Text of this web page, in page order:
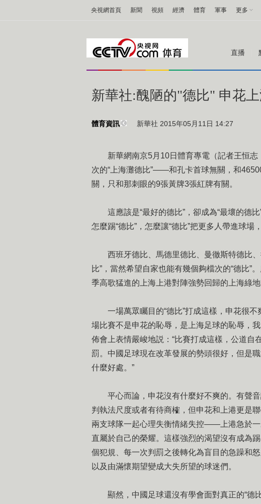
央視網首頁 新聞 視頻 經濟 體育 軍事 更多
直播
新華社:醜陋的"德比" 申花
體育資訊 新華社 2015年05月11日 14:27
新華網南京5月10日體育專電（記者王恒志
次的“上海灘德比”——和孔卡首球無關，和
關，只和那刺眼的9張黃牌3張紅牌有關。
這應該是“最好的德比”，卻成為“最壞的德
怎麼踢“德比”，怎麼讓“德比”把更多人帶進球場
西班牙德比、馬德里德比、曼徹斯特德比
比”，當然希望自家也能有幾個夠檔次的“德比”
季高歌猛進的上海上港對陣強勢回歸的上海綠地
一場萬眾矚目的“德比”打成這樣，申花很不
場比賽不是申花的恥辱，是上海足球的恥辱，
佈會上表情嚴峻地説：“比賽打成這樣，公道自
罰。中國足球現在改革發展的勢頭很好，但是
什麼好處。”
平心而論，申花沒有什麼好不爽的。有聲音
判執法尺度或者有待商榷，但申花和上港更是聯
兩支球隊一起心理失衡情緒失控——上港急於
直屬於自己的榮耀。這樣強烈的渴望沒有成為
個犯規、每一次判罰之後轉化為盲目的急躁和
以及由滿懷期望變成大失所望的球迷們。
顯然，中國足球還沒有學會面對真正的“德